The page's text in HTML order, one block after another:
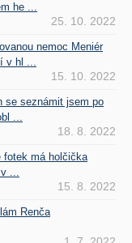
he ...
25. 10. 2022
nemoc Meniér
v hl ...
15. 10. 2022
se seznámit jsem po
...
18. 8. 2022
fotek má holčička
...
15. 8. 2022
Renča